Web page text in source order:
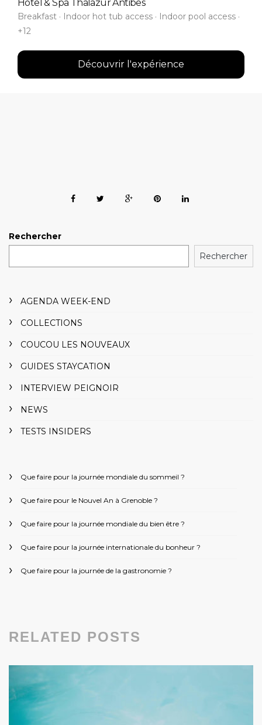
Hôtel & Spa Thalazur Antibes
Breakfast · Indoor hot tub access · Indoor pool access ·
+12
Découvrir l'expérience
Rechercher
Rechercher
AGENDA WEEK-END
COLLECTIONS
COUCOU LES NOUVEAUX
GUIDES STAYCATION
INTERVIEW PEIGNOIR
NEWS
TESTS INSIDERS
Que faire pour la journée mondiale du sommeil ?
Que faire pour le Nouvel An à Grenoble ?
Que faire pour la journée mondiale du bien être ?
Que faire pour la journée internationale du bonheur ?
Que faire pour la journée de la gastronomie ?
RELATED POSTS